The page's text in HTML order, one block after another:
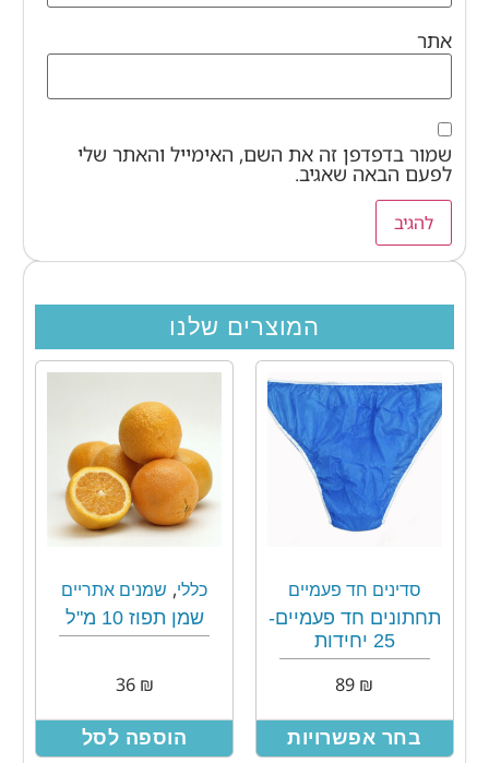
המוצרים שלנו
סדינים חד פעמיים
תחתונים חד פעמיים-
25 יחידות
₪
בחר אפשרויות
כללי, שמנים אתריים
שמן תפוז 10 מ"ל
₪
36
הוספה לסל
אתר
שמור בדפדפן זה את השם, האימייל והאתר שלי
לפעם הבאה שאגיב.